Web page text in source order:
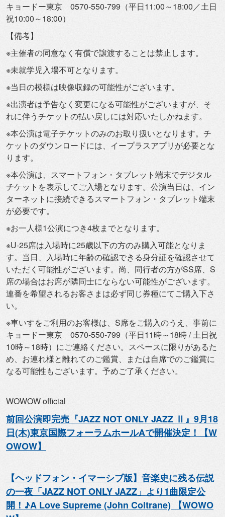
キョードー東京 0570-550-799（平日11:00～18:00／土日
祝10:00～18:00）
【備考】
※主催者の同意なく有償で譲渡することは禁止します。
※未就学児入場不可となります。
※当日の模様は映像収録の可能性がございます。
※出演者は予告なく変更になる可能性がございますが、 そ
れに伴うチケットの払い戻しには対応いたしかねます。
※本公演は電子チケットのみのお取り扱いとなります。 チ
ケットのダウンロードには、 イープラスアプリが必要とな
ります。
※本公演は、スマートフォン・ タブレット端末でデジタル
チケットを表示してご入場となります。 公演当日は、イン
ターネットに接続できるスマートフォン・ タブレット端末
が必要です。
※お一人様1公演につき4枚までとなります。
※U-25席は入場時に25歳以下の方のみ購入可能となりま
す。 当日、 入場時に年齢の確認できる身分証を確認させて
いただく可能性がございます。尚、同行者の方がSS席、 S
席の場合はお席が隣同士にならない可能性がございます。
連番を希望されるお客さまは必ず同じ券種にてご購入下さ
い。
※車いすをご利用のお客様は、S席をご購入のうえ、 事前に
キョードー東京 0570-550-799（平日11時～18時 / 土日祝
10時～18時）にご連絡ください。 スペースに限りがあるた
め、お連れ様と離れてのご鑑賞、
または自席でのご鑑賞に
なる可能性もございます。 予めご了承ください。
WOWOW official
前回公演即完売『JAZZ NOT ONLY JAZZ Ⅱ』9月18
日(木)東京国際フォーラムホールAで開催決定！【W
OWOW】
【ヘッドフォン・イマーシブ版】音楽史に残る伝説
の一夜「JAZZ NOT ONLY JAZZ」より1曲限定公
開！♪A Love Supreme (John Coltrane) 【WOWO